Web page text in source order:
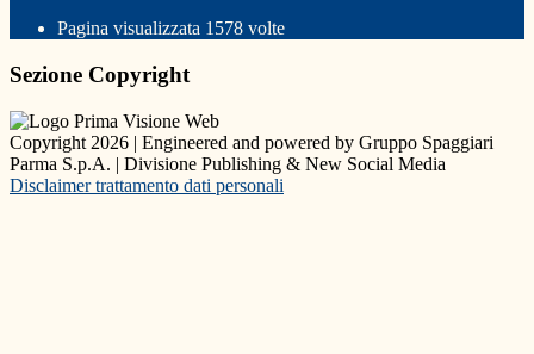
Pagina visualizzata 1578 volte
Sezione Copyright
Copyright 2026 | Engineered and powered by Gruppo Spaggiari
Parma S.p.A. | Divisione Publishing & New Social Media
Disclaimer trattamento dati personali